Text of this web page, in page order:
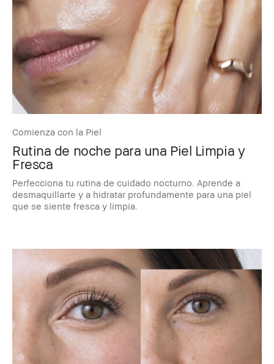
Comienza con la Piel
Rutina de noche para una Piel Limpia y
Fresca
Perfecciona tu rutina de cuidado nocturno. Aprende a
desmaquillarte y a hidratar profundamente para una piel
que se siente fresca y limpia.